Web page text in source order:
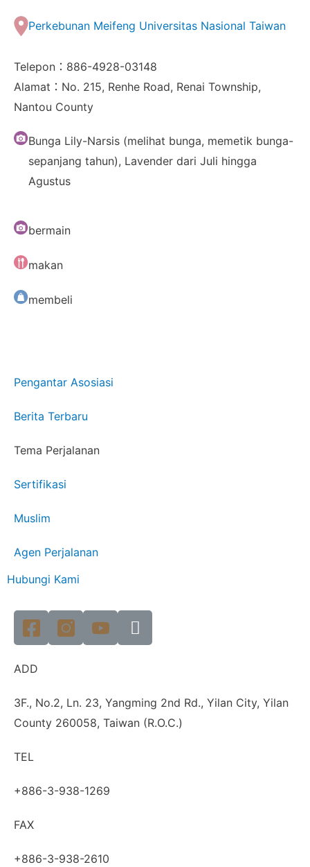
Perkebunan Meifeng Universitas Nasional Taiwan
Telepon：886-4928-03148
Alamat：No. 215, Renhe Road, Renai Township,
Nantou County
Bunga Lily-Narsis (melihat bunga, memetik bunga-
sepanjang tahun), Lavender dari Juli hingga
Agustus
bermain
makan
membeli
Pengantar Asosiasi
Berita Terbaru
Tema Perjalanan
Sertifikasi
Muslim
Agen Perjalanan
Hubungi Kami
ADD
3F., No.2, Ln. 23, Yangming 2nd Rd., Yilan City, Yilan
County 260058, Taiwan (R.O.C.)
TEL
+886-3-938-1269
FAX
+886-3-938-2610